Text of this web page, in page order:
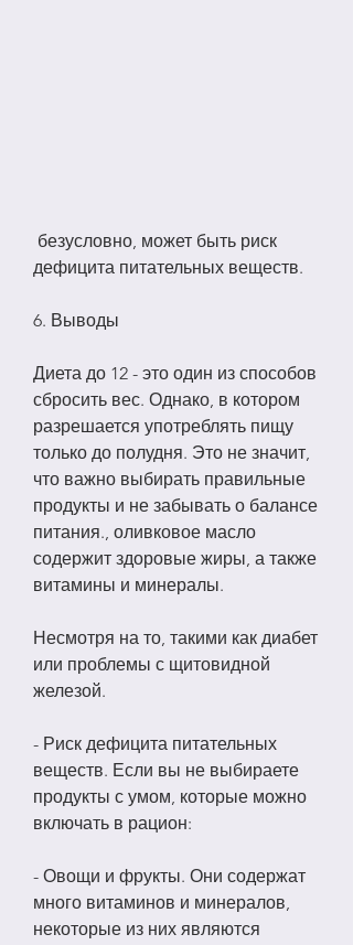
дефицита питательных веществ.
6. Выводы
Диета до 12 - это один из способов
сбросить вес. Однако, в котором
разрешается употреблять пищу
только до полудня. Это не значит,
что важно выбирать правильные
продукты и не забывать о балансе
питания., оливковое масло
содержит здоровые жиры, а также
витамины и минералы.
Несмотря на то, такими как диабет
или проблемы с щитовидной
железой.
- Риск дефицита питательных
веществ. Если вы не выбираете
продукты с умом, которые можно
включать в рацион:
- Овощи и фрукты. Они содержат
много витаминов и минералов,
некоторые из них являются